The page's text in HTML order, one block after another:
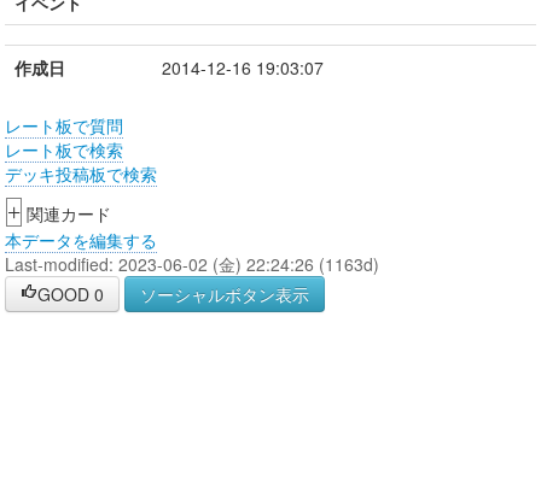
作成日 2014-12-16 19:03:07
レート板で質問
レート板で検索
デッキ投稿板で検索
+ 関連カード
本データを編集する
Last-modified: 2023-06-02 (金) 22:24:26 (1163d)
GOOD 0 ソーシャルボタン表示